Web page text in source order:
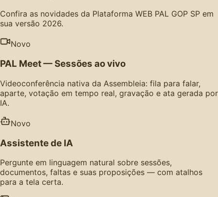
Confira as novidades da Plataforma WEB PAL GOP SP em
sua versão 2026.
Novo
PAL Meet — Sessões ao vivo
Videoconferência nativa da Assembleia: fila para falar,
aparte, votação em tempo real, gravação e ata gerada por
IA.
Novo
Assistente de IA
Pergunte em linguagem natural sobre sessões,
documentos, faltas e suas proposições — com atalhos
para a tela certa.